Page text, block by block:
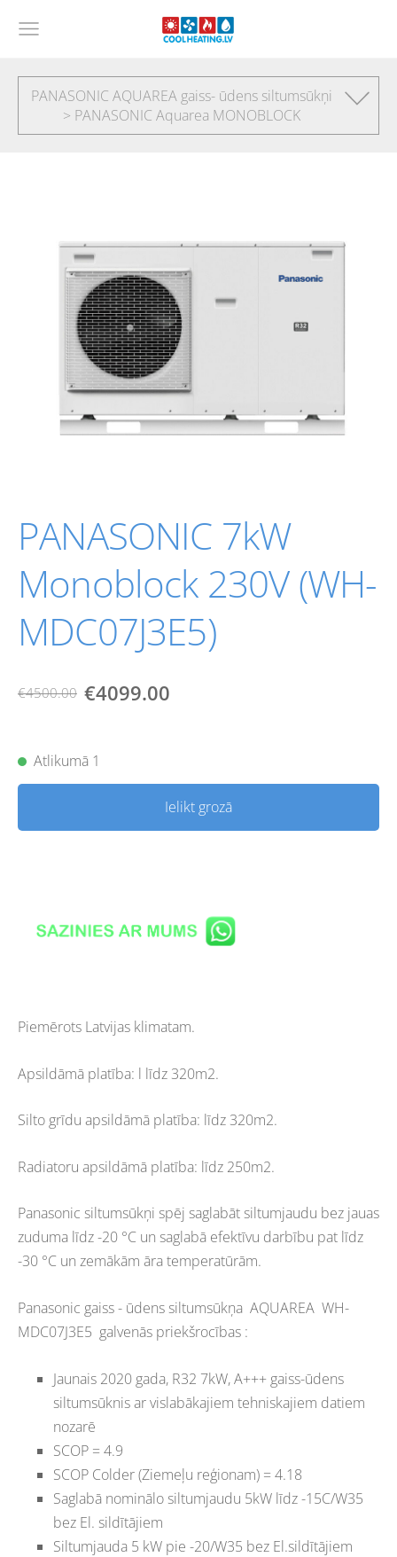
PANASONIC AQUAREA gaiss- ūdens siltumsūkņi
> PANASONIC Aquarea MONOBLOCK
PANASONIC 7kW
Monoblock 230V (WH-
MDC07J3E5)
€4500.00 €4099.00
Atlikumā 1
Ielikt grozā
Piemērots Latvijas klimatam.
Apsildāmā platība: l līdz 320m2.
Silto grīdu apsildāmā platība: līdz 320m2.
Radiatoru apsildāmā platība: līdz 250m2.
Panasonic siltumsūkņi spēj saglabāt siltumjaudu bez jauas
zuduma līdz -20 °C un saglabā efektīvu darbību pat līdz
-30 °C un zemākām āra temperatūrām.
Panasonic gaiss - ūdens siltumsūkņa AQUAREA WH-
MDC07J3E5 galvenās priekšrocības :
Jaunais 2020 gada, R32 7kW, A+++ gaiss-ūdens
siltumsūknis ar vislabākajiem tehniskajiem datiem
nozarē
SCOP = 4.9
SCOP Colder (Ziemeļu reģionam) = 4.18
Saglabā nominālo siltumjaudu 5kW līdz -15C/W35
bez El. sildītājiem
Siltumjauda 5 kW pie -20/W35 bez El.sildītājiem